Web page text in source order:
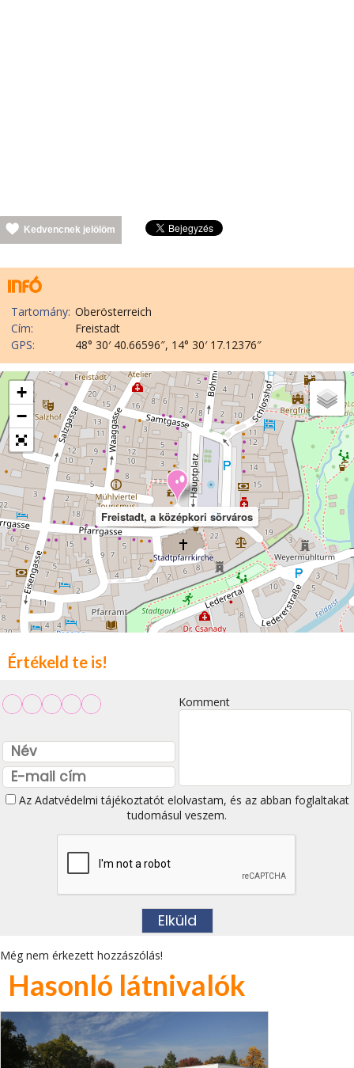
Kedvencnek jelölöm
Tartomány: Oberösterreich
Cím:
Freistadt
GPS:
48° 30′ 40.66596″, 14° 30′ 17.12376″
Freistadt, a középkori sörváros
+
−
Értékeld te is!
Komment
Az Adatvédelmi tájékoztatótelolvastam, és az abban foglaltakat
tudomásul veszem.
Még nem érkezett hozzászólás!
Hasonló látnivalók